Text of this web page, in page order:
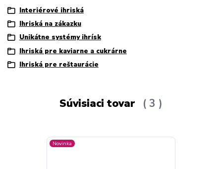
Interiérové ihriská
Ihriská na zákazku
Unikátne systémy ihrísk
Ihriská pre kaviarne a cukrárne
Ihriská pre reštaurácie
Súvisiaci tovar 3
Novinka